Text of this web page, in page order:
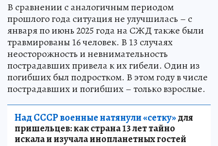
В сравнении с аналогичным периодом
прошлого года ситуация не улучшилась – с
января по июнь 2025 года на СЖД также были
травмированы 16 человек. В 13 случаях
неосторожность и невнимательность
пострадавших привела к их гибели. Один из
погибших был подростком. В этом году в числе
пострадавших и погибших – только взрослые.
Над СССР военные натянули «сетку»для
пришельцев: как страна 13 лет тайно
искала и изучала инопланетных гостей